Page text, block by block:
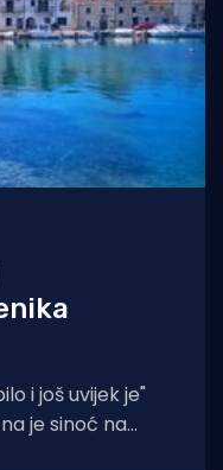
i još uvijek je"
je sinoć na